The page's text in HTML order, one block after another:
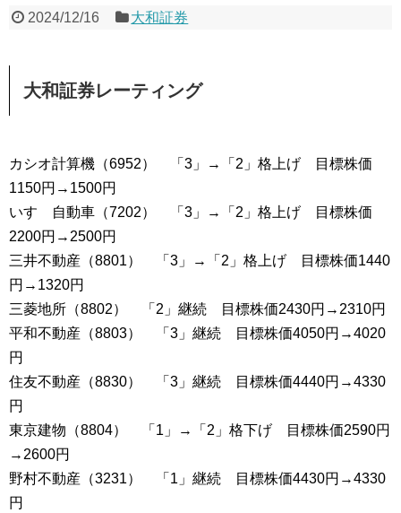
2024/12/16 大和証券
大和証券レーティング
カシオ計算機（6952） 「3」→「2」格上げ 目標株価
1150円→1500円
いすゞ自動車（7202） 「3」→「2」格上げ 目標株価
2200円→2500円
三井不動産（8801） 「3」→「2」格上げ 目標株価1440
円→1320円
三菱地所（8802） 「2」継続 目標株価2430円→2310円
平和不動産（8803） 「3」継続 目標株価4050円→4020
円
住友不動産（8830） 「3」継続 目標株価4440円→4330
円
東京建物（8804） 「1」→「2」格下げ 目標株価2590円
→2600円
野村不動産（3231） 「1」継続 目標株価4430円→4330
円